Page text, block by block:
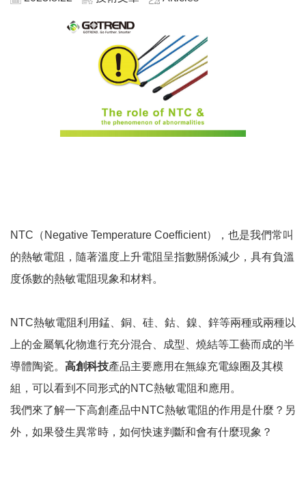
NTC（Negative Temperature Coefficient），也是我們常叫
的熱敏電阻，隨著溫度上升電阻呈指數關係減少，具有負溫
度係數的熱敏電阻現象和材料。
NTC熱敏電阻利用錳、銅、硅、鈷、鎳、鋅等兩種或兩種以
上的金屬氧化物進行充分混合、成型、燒結等工藝而成的半
導體陶瓷。 高創科技產品主要應用在無線充電線圈及其模
組，可以看到不同形式的NTC熱敏電阻和應用。
我們來了解一下高創產品中NTC熱敏電阻的作用是什麼？另
外，如果發生異常時，如何快速判斷和會有什麼現象？